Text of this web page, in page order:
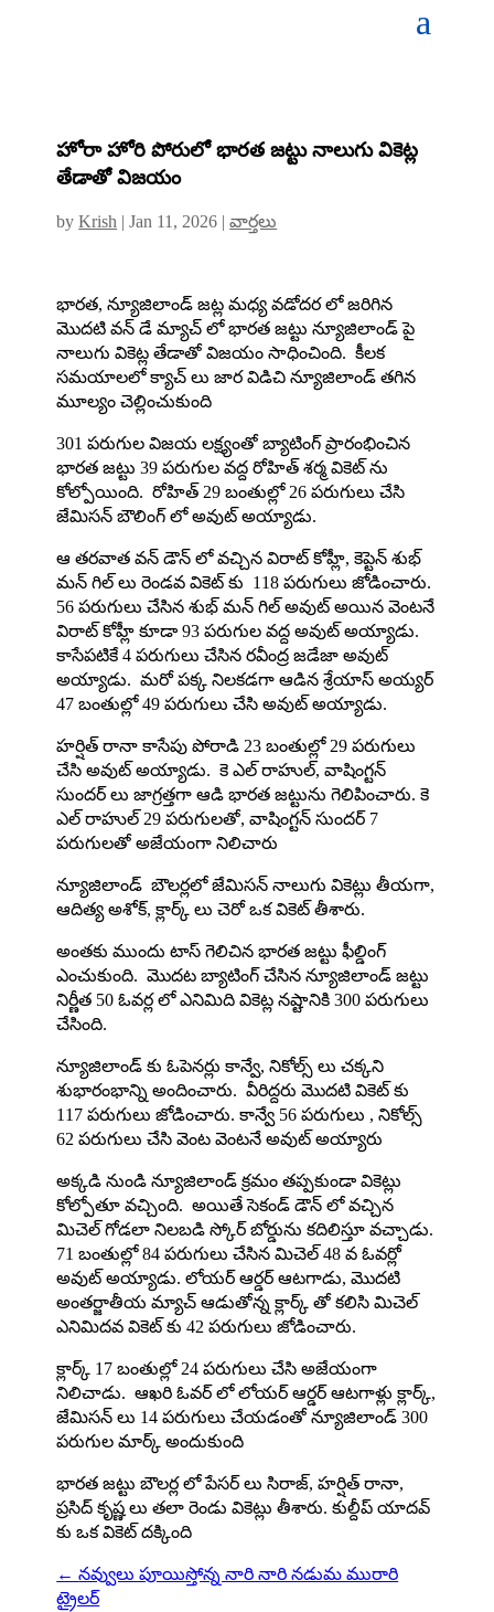
హోరా హోరి పోరులో భారత జట్టు నాలుగు వికెట్ల
తేడాతో విజయం
byKrish |Jan 11, 2026 |వార్తలు
భారత, న్యూజిలాండ్ జట్ల మధ్య వడోదర లో జరిగిన
మొదటి వన్ డే మ్యాచ్ లో భారత జట్టు న్యూజిలాండ్ పై
నాలుగు వికెట్ల తేడాతో విజయం సాధించింది. కీలక
సమయాలలో క్యాచ్ లు జార విడిచి న్యూజిలాండ్ తగిన
మూల్యం చెల్లించుకుంది
301 పరుగుల విజయ లక్ష్యంతో బ్యాటింగ్ ప్రారంభించిన
భారత జట్టు 39 పరుగుల వద్ద రోహిత్ శర్మ వికెట్ ను
కోల్పోయింది. రోహిత్ 29 బంతుల్లో 26 పరుగులు చేసి
జేమిసన్ బౌలింగ్ లో అవుట్ అయ్యాడు.
ఆ తరవాత వన్ డౌన్ లో వచ్చిన విరాట్ కోహ్లీ, కెప్టెన్ శుభ్
మన్ గిల్ లు రెండవ వికెట్ కు 118 పరుగులు జోడించారు.
56 పరుగులు చేసిన శుభ్ మన్ గిల్ అవుట్ అయిన వెంటనే
విరాట్ కోహ్లీ కూడా 93 పరుగుల వద్ద అవుట్ అయ్యాడు.
కాసేపటికే 4 పరుగులు చేసిన రవీంద్ర జడేజా అవుట్
అయ్యాడు. మరో పక్క నిలకడగా ఆడిన శ్రేయాస్ అయ్యర్
47 బంతుల్లో 49 పరుగులు చేసి అవుట్ అయ్యాడు.
హర్షిత్ రానా కాసేపు పోరాడి 23 బంతుల్లో 29 పరుగులు
చేసి అవుట్ అయ్యాడు. కె ఎల్ రాహుల్, వాషింగ్టన్
సుందర్ లు జాగ్రత్తగా ఆడి భారత జట్టును గెలిపించారు. కె
ఎల్ రాహుల్ 29 పరుగులతో, వాషింగ్టన్ సుందర్ 7
పరుగులతో అజేయంగా నిలిచారు
న్యూజిలాండ్ బౌలర్లలో జేమిసన్ నాలుగు వికెట్లు తీయగా,
ఆదిత్య అశోక్, క్లార్క్ లు చెరో ఒక వికెట్ తీశారు.
అంతకు ముందు టాస్ గెలిచిన భారత జట్టు ఫీల్డింగ్
ఎంచుకుంది. మొదట బ్యాటింగ్ చేసిన న్యూజిలాండ్ జట్టు
నిర్ణీత 50 ఓవర్ల లో ఎనిమిది వికెట్ల నష్టానికి 300 పరుగులు
చేసింది.
న్యూజిలాండ్ కు ఓపెనర్లు కాన్వే, నికోల్స్ లు చక్కని
శుభారంభాన్ని అందించారు. వీరిద్దరు మొదటి వికెట్ కు
117 పరుగులు జోడించారు. కాన్వే 56 పరుగులు , నికోల్స్
62 పరుగులు చేసి వెంట వెంటనే అవుట్ అయ్యారు
అక్కడి నుండి న్యూజిలాండ్ క్రమం తప్పకుండా వికెట్లు
కోల్పోతూ వచ్చింది. అయితే సెకండ్ డౌన్ లో వచ్చిన
మిచెల్ గోడలా నిలబడి స్కోర్ బోర్డును కదిలిస్తూ వచ్చాడు.
71 బంతుల్లో 84 పరుగులు చేసిన మిచెల్ 48 వ ఓవర్లో
అవుట్ అయ్యాడు. లోయర్ ఆర్డర్ ఆటగాడు, మొదటి
అంతర్జాతీయ మ్యాచ్ ఆడుతోన్న క్లార్క్ తో కలిసి మిచెల్
ఎనిమిదవ వికెట్ కు 42 పరుగులు జోడించారు.
క్లార్క్ 17 బంతుల్లో 24 పరుగులు చేసి అజేయంగా
నిలిచాడు. ఆఖరి ఓవర్ లో లోయర్ ఆర్డర్ ఆటగాళ్లు క్లార్క్,
జేమిసన్ లు 14 పరుగులు చేయడంతో న్యూజిలాండ్ 300
పరుగుల మార్క్ అందుకుంది
భారత జట్టు బౌలర్ల లో పేసర్ లు సిరాజ్, హర్షిత్ రానా,
ప్రసిద్ కృష్ణ లు తలా రెండు వికెట్లు తీశారు. కుల్దీప్ యాదవ్
కు ఒక వికెట్ దక్కింది
←నవ్వులు పూయిస్తోన్న నారి నారి నడుమ మురారి
ట్రైలర్